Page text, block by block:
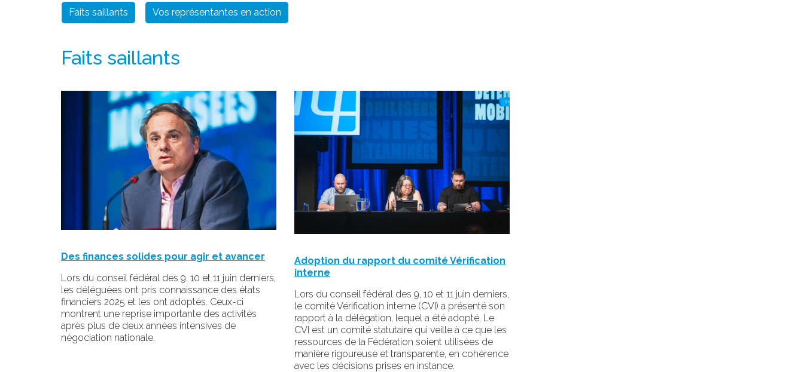
Faits saillants Vos représentantes en action
Faits saillants
Des finances solides pour agir et avancer
Lors du conseil fédéral des 9, 10 et 11 juin derniers,
les déléguées ont pris connaissance des états
financiers 2025 et les ont adoptés. Ceux-ci
montrent une reprise importante des activités
après plus de deux années intensives de
négociation nationale.
Adoption du rapport du comité Vérification
interne
Lors du conseil fédéral des 9, 10 et 11 juin derniers,
le comité Vérification interne (CVI) a présenté son
rapport à la délégation, lequel a été adopté. Le
CVI est un comité statutaire qui veille à ce que les
ressources de la Fédération soient utilisées de
manière rigoureuse et transparente, en cohérence
avec les décisions prises en instance.